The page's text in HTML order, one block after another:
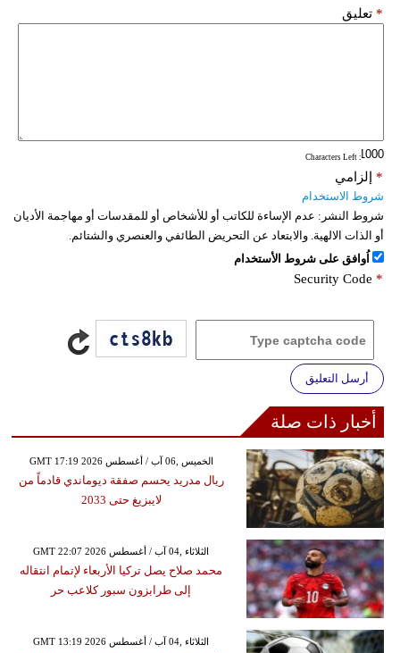
تعليق *
: Characters Left
إلزامي *
شروط الاستخدام
شروط النشر: عدم الإساءة للكاتب أو للأشخاص أو للمقدسات أو مهاجمة الأديان
أو الذات الالهية. والابتعاد عن التحريض الطائفي والعنصري والشتائم.
اُوافق على شروط الأستخدام
Security Code *
أرسل التعليق
أخبار ذات صلة
GMT 17:19 2026 الخميس ,06 آب / أغسطس
ريال مدريد يحسم صفقة ديوماندي قادماً من
لايبزيغ حتى 2033
GMT 22:07 2026 الثلاثاء ,04 آب / أغسطس
محمد صلاح يصل تركيا الأربعاء لإتمام انتقاله
إلى طرابزون سبور كلاعب حر
GMT 13:19 2026 الثلاثاء ,04 آب / أغسطس